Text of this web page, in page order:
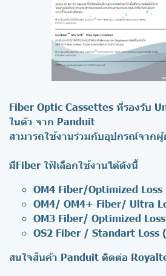
Fiber Optic Cassettes ที่รองรับ
ในตัว จาก Panduit
สามารถใช้งานร่วมกับอุปกรณ์จากผู้
มีFiber ใฟ้เลือกใช้งานได้ดังนี้
OM4 Fiber/Optimized Loss
OM4/ OM4+ Fiber/ Ultra
OM3 Fiber/ Optimized
OS2 Fiber / Standart Loss
สนใจสินค้า Panduit ติดต่อ